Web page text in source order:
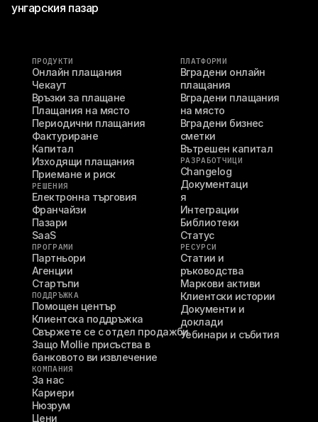
унгарския пазар
ПРОДУКТИ
Онлайн плащания
Чекаут
Връзки за плащане
Плащания на място
Периодични плащания
Фактуриране
Капитал
Изходящи плащания
Приемане и риск
РЕШЕНИЯ
Електронна търговия
Франчайзи
Пазари
SaaS
ПРОГРАМИ
Партньори
Агенции
Стартъпи
ПОДДРЪЖКА
Помощен център
Клиентска поддръжка
Свържете се с отдел продажби
Защо Mollie присъства в
банковото ви извлечение
КОМПАНИЯ
За нас
Кариери
Нюзрум
Цени
ПЛАТФОРМИ
Вградени онлайн
плащания
Вградени плащания
на място
Вградени бизнес
сметки
Вътрешен капитал
РАЗРАБОТЧИЦИ
Changelog
Документаци
я
Интеграции
Библиотеки
Статус
РЕСУРСИ
Статии и
ръководства
Маркови активи
Клиентски истории
Документи и
доклади
Уебинари и събития